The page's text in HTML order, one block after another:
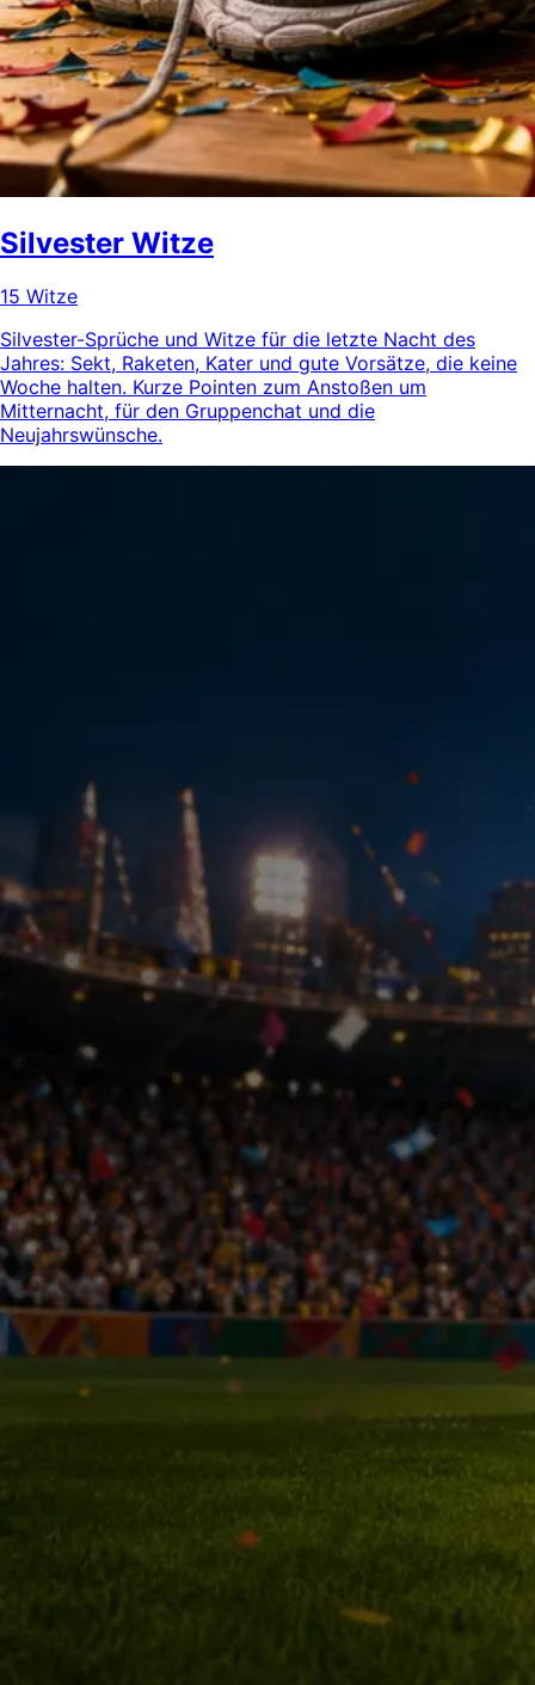
Silvester Witze
15 Witze
Silvester-Sprüche und Witze für die letzte Nacht des
Jahres: Sekt, Raketen, Kater und gute Vorsätze, die keine
Woche halten. Kurze Pointen zum Anstoßen um
Mitternacht, für den Gruppenchat und die
Neujahrswünsche.